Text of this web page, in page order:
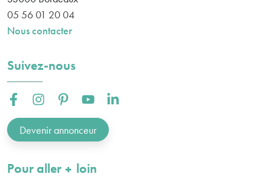
05 56 01 20 04
Nous contacter
Suivez-nous
Facebook :Instagram :Pinterest :Youtube :Linkedin :
Devenir annonceur
Pour aller plusloin